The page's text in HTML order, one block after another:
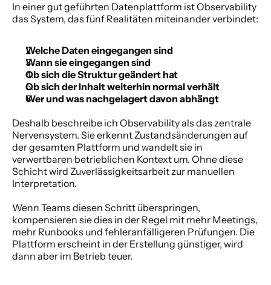
In einer gut geführten Datenplattform ist Observability
das System, das fünf Realitäten miteinander verbindet:
Welche Daten eingegangen sind
Wann sie eingegangen sind
Ob sich die Struktur geändert hat
Ob sich der Inhalt weiterhin normal verhält
Wer und was nachgelagert davon abhängt
Deshalb beschreibe ich Observability als das zentrale
Nervensystem. Sie erkennt Zustandsänderungen auf
der gesamten Plattform und wandelt sie in
verwertbaren betrieblichen Kontext um. Ohne diese
Schicht wird Zuverlässigkeitsarbeit zur manuellen
Interpretation.
Wenn Teams diesen Schritt überspringen,
kompensieren sie dies in der Regel mit mehr Meetings,
mehr Runbooks und fehleranfälligeren Prüfungen. Die
Plattform erscheint in der Erstellung günstiger, wird
dann aber im Betrieb teuer.